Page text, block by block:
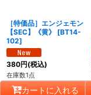
［特価品］エンジェモン
【SEC】《黄》
[BT14-
102]
380円(税込)
在庫数1点
カートに入れる